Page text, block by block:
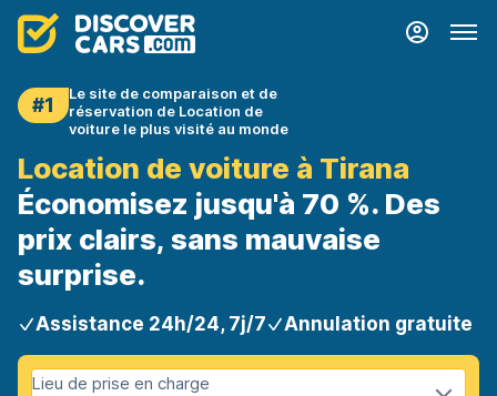
#1
Le site de comparaison et de
réservation de Location de
voiture le plus visité au monde
Location de voiture à Tirana
Économisez jusqu'à 70 %. Des
prix clairs, sans mauvaise
surprise.
Assistance 24h/24, 7j/7 Annulation gratuite
Lieu de prise en charge